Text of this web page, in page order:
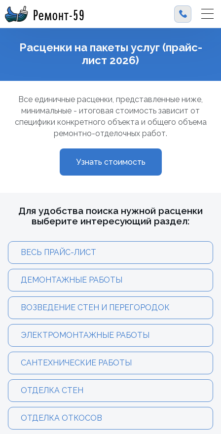
Ремонт-59
Расценки на пакеты услуг (прайс-
лист 2026)
Все единичные расценки, представленные ниже,
минимальные - итоговая стоимость зависит от
специфики конкретного объекта и общего объема
ремонтно-отделочных работ.
Узнать стоимость
Для удобства поиска нужной расценки
выберите интересующий раздел:
ВЕСЬ ПРАЙС-ЛИСТ
ДЕМОНТАЖНЫЕ РАБОТЫ
ВОЗВЕДЕНИЕ СТЕН И ПЕРЕГОРОДОК
ЭЛЕКТРОМОНТАЖНЫЕ РАБОТЫ
САНТЕХНИЧЕСКИЕ РАБОТЫ
ОТДЕЛКА СТЕН
ОТДЕЛКА ОТКОСОВ